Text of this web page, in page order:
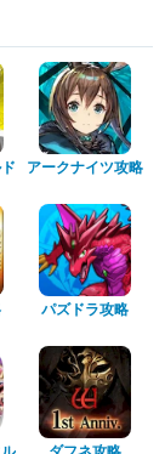
アークナイツ攻略
パズドラ攻略